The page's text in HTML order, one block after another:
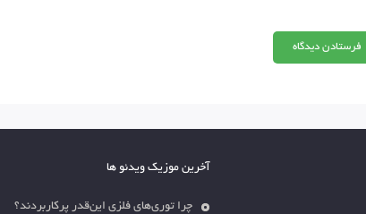
آخرین موزیک ویدئو ها
چرا توری‌های فلزی این‌قدر پرکاربردند؟